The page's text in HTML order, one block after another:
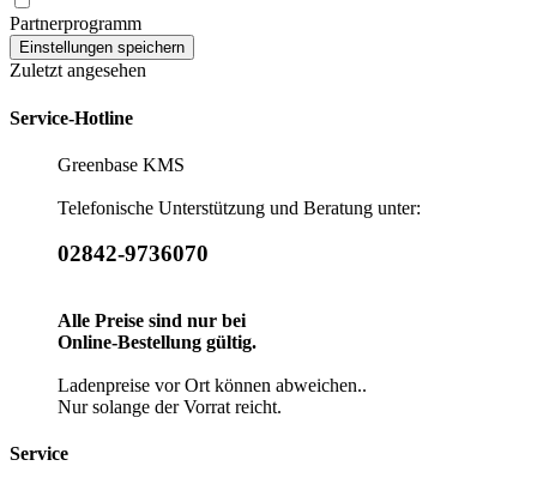
Partnerprogramm
Zuletzt angesehen
Service-Hotline
Greenbase KMS
Telefonische Unterstützung und Beratung unter:
02842-9736070
Alle Preise sind nur bei
Online-Bestellung gültig.
Ladenpreise vor Ort können abweichen..
Nur solange der Vorrat reicht.
Service